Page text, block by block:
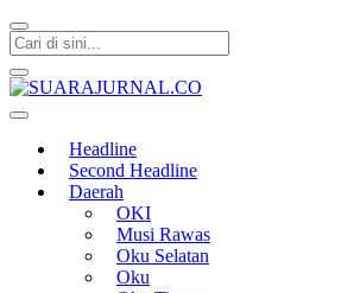
Headline
Second Headline
Daerah
OKI
Musi Rawas
Oku Selatan
Oku